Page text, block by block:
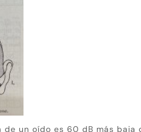
de un oído es 60 dB más